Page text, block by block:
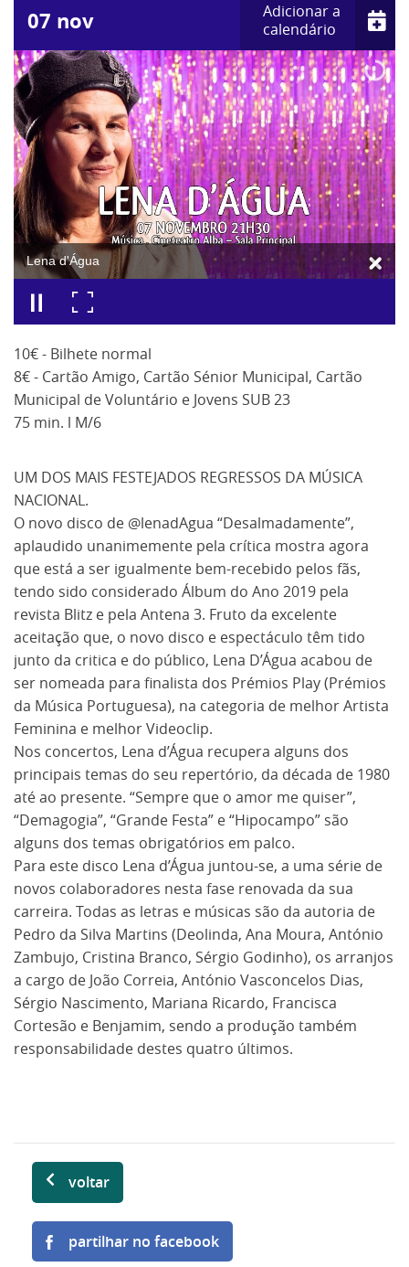
07 nov
Adicionar a
calendário
Lena d'Água
10€ - Bilhete normal
8€ - Cartão Amigo, Cartão Sénior Municipal, Cartão
Municipal de Voluntário e Jovens SUB 23
75 min. l M/6
UM DOS MAIS FESTEJADOS REGRESSOS DA MÚSICA
NACIONAL.
O novo disco de @lenadAgua “Desalmadamente”,
aplaudido unanimemente pela crítica mostra agora
que está a ser igualmente bem-recebido pelos fãs,
tendo sido considerado Álbum do Ano 2019 pela
revista Blitz e pela Antena 3. Fruto da excelente
aceitação que, o novo disco e espectáculo têm tido
junto da critica e do público, Lena D’Água acabou de
ser nomeada para finalista dos Prémios Play (Prémios
da Música Portuguesa), na categoria de melhor Artista
Feminina e melhor Videoclip.
Nos concertos, Lena d’Água recupera alguns dos
principais temas do seu repertório, da década de 1980
até ao presente. “Sempre que o amor me quiser”,
“Demagogia”, “Grande Festa” e “Hipocampo” são
alguns dos temas obrigatórios em palco.
Para este disco Lena d’Água juntou-se, a uma série de
novos colaboradores nesta fase renovada da sua
carreira. Todas as letras e músicas são da autoria de
Pedro da Silva Martins (Deolinda, Ana Moura, António
Zambujo, Cristina Branco, Sérgio Godinho), os arranjos
a cargo de João Correia, António Vasconcelos Dias,
Sérgio Nascimento, Mariana Ricardo, Francisca
Cortesão e Benjamim, sendo a produção também
responsabilidade destes quatro últimos.
voltar
partilhar no facebook